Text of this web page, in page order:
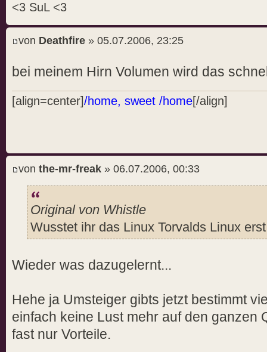
<3 SuL <3
von Deathfire » 05.07.2006, 23:25
bei meinem Hirn Volumen wird das
[align=center]/home, sweet /home[/align]
von the-mr-freak » 06.07.2006, 00:33
Original von Whistle
Wusstet ihr das Linux Torvalds Linux
Wieder was dazugelernt...
Hehe ja Umsteiger gibts jetzt bestimmt
einfach keine Lust mehr auf den ganzen
fast nur Vorteile.